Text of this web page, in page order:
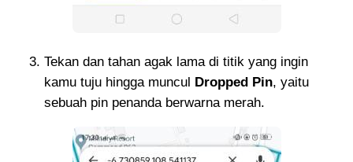
Tekan dan tahan agak lama di titik yang ingin
kamu tuju hingga muncul Dropped Pin, yaitu
sebuah pin penanda berwarna merah.